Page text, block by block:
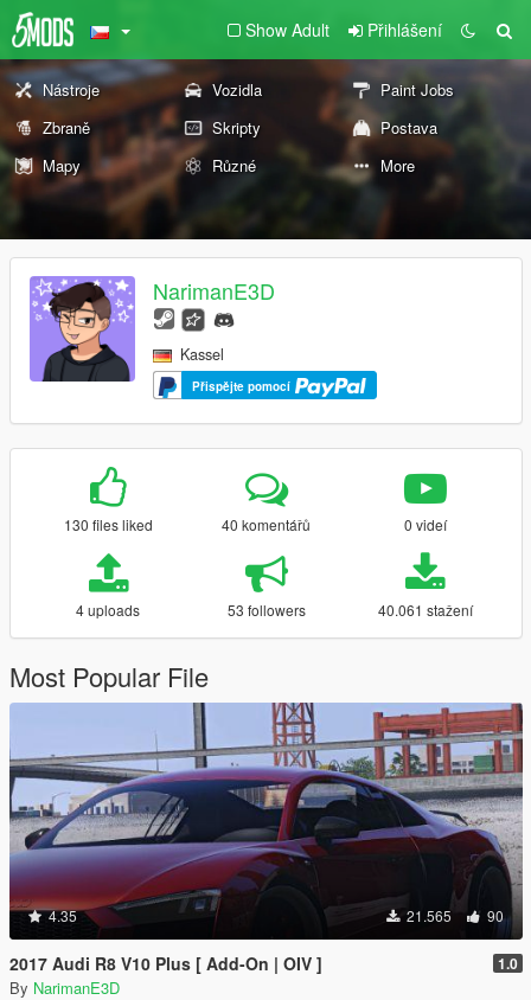
Show Adult Přihlášení
Nástroje Vozidla
Paint Jobs
Zbraně
Skripty
Postava
Mapy
Různé More
NarimanE3D
Kassel
Přispějte pomocí
130 files liked 40 komentářů 0 videí
4 uploads 53 followers 40.061 stažení
Most Popular File
4.35 21.565 90
2017 Audi R8 V10 Plus [ Add-On | OIV ] 1.0
By NarimanE3D